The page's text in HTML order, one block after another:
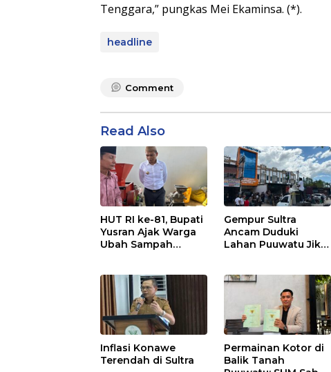
Tenggara,” pungkas Mei Ekaminsa. (*).
headline
Comment
Read Also
HUT RI ke-81, Bupati
Yusran Ajak Warga
Ubah Sampah
Gempur Sultra
Ancam Duduki
Lahan Puuwatu Jika
Inflasi Konawe
Terendah di Sultra
Permainan Kotor di
Balik Tanah